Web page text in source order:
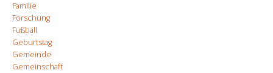
Familie
Forschung
Fußball
Geburtstag
Gemeinde
Gemeinschaft